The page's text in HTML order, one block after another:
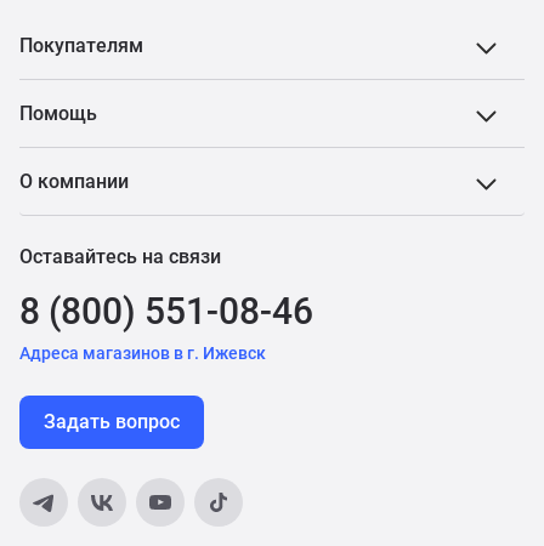
Покупателям
Помощь
О компании
Оставайтесь на связи
8 (800) 551-08-46
Адреса магазинов в г. Ижевск
Задать вопрос